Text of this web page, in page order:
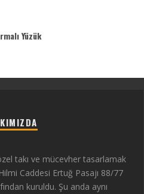
Yüzük
takı ve mücevher tasarlamak
Caddesi Ertuğ Pasajı 88/77
kuruldu. Şu anda aynı